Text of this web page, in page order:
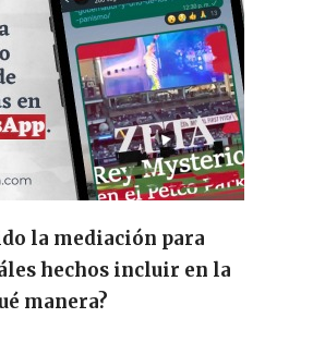
la mediación para
hechos incluir en la
manera?